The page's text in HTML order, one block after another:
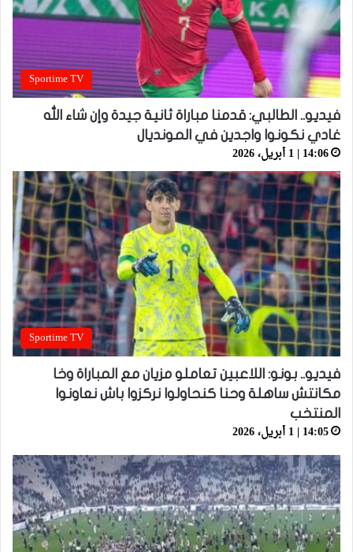
Sportime TV
فيديو.. الطالبي: قدمنا مباراة ثانية جيدة وإن شاء الله
غادي نكونوا واجدين في المونديال
14:06 | 1 أبريل، 2026
Sportime TV
فيديو.. بونو: اللاعبين تعاملو مزيان مع المباراة وخا
مكانتش ساهلة وحنا كنحاولوا نركزوا باش نعاونوا
المنتخب
14:05 | 1 أبريل، 2026